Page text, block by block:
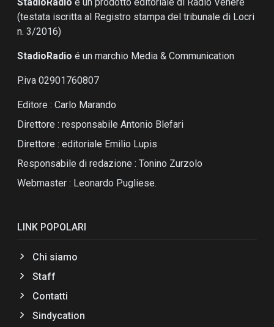
(testata iscritta al Registro stampa del tribunale di Locri
n. 3/2016)
StadioRadio é un marchio Media & Communication
P.iva 02901760807
Editore : Carlo Marando
Direttore : responsabile Antonio Blefari
Direttore : editoriale Emilio Lupis
Responsabile di redazione : Tonino Zurzolo
Webmaster : Leonardo Pugliese.
LINK POPOLARI
Chi siamo
Staff
Contatti
Sindycation